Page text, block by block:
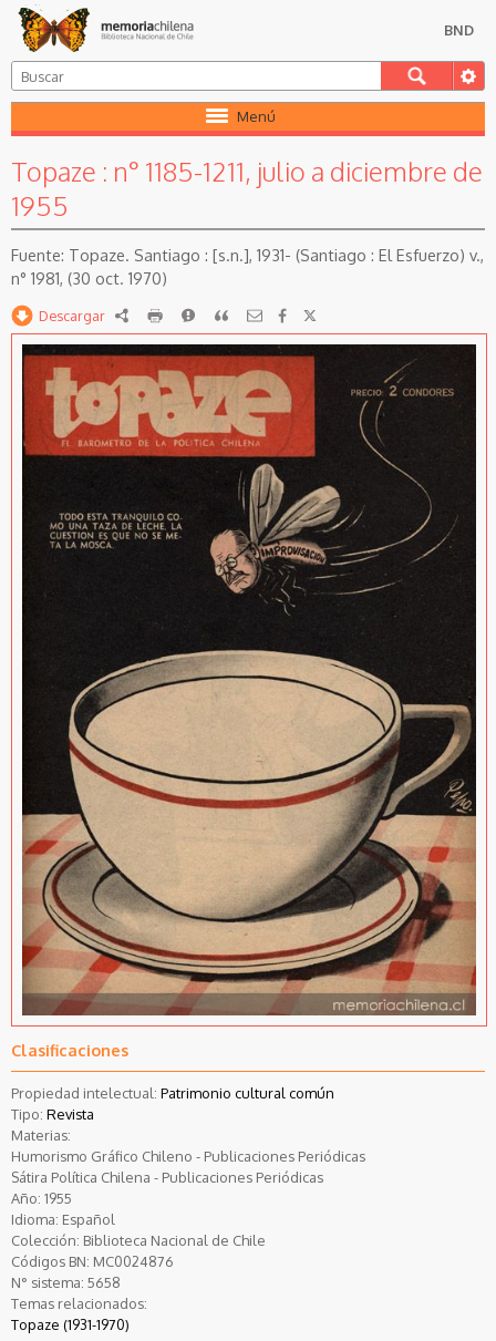
BND
Menú
Topaze : n° 1185-1211, julio a diciembre de
1955
Topaze. Santiago : [s.n.], 1931- (Santiago : El Esfuerzo) v.,
n° 1981, (30 oct. 1970)
Descargar RDF imprimirReportarCitar
Clasificaciones
Propiedad intelectual: Patrimonio cultural común
Tipo: Revista
Materias:
Humorismo Gráfico Chileno - Publicaciones Periódicas
Sátira Política Chilena - Publicaciones Periódicas
Año: 1955
Idioma: Español
Colección: Biblioteca Nacional de Chile
Códigos BN: MC0024876
N° sistema: 5658
Temas relacionados:
Topaze (1931-1970)